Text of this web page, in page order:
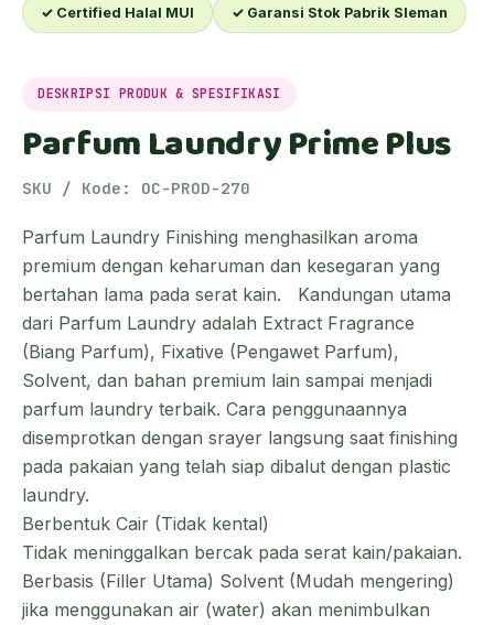
✓ Certified Halal MUI ✓ Garansi Stok Pabrik Sleman
DESKRIPSI PRODUK & SPESIFIKASI
Parfum Laundry Prime Plus
SKU / Kode: OC-PROD-270
Parfum Laundry Finishing menghasilkan aroma
premium dengan keharuman dan kesegaran yang
bertahan lama pada serat kain. Kandungan utama
dari Parfum Laundry adalah Extract Fragrance
(Biang Parfum), Fixative (Pengawet Parfum),
Solvent, dan bahan premium lain sampai menjadi
parfum laundry terbaik. Cara penggunaannya
disemprotkan dengan srayer langsung saat finishing
pada pakaian yang telah siap dibalut dengan plastic
laundry.
Berbentuk Cair (Tidak kental)
Tidak meninggalkan bercak pada serat kain/pakaian.
Berbasis (Filler Utama) Solvent (Mudah mengering)
jika menggunakan air (water) akan menimbulkan